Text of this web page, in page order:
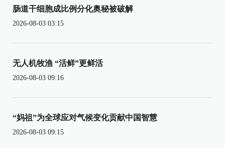
肠道干细胞成比例分化奥秘被破解
2026-08-03 03:15
无人机牧渔 “活鲜”更鲜活
2026-08-03 09:16
“妈祖”为全球应对气候变化贡献中国智慧
2026-08-03 09:15